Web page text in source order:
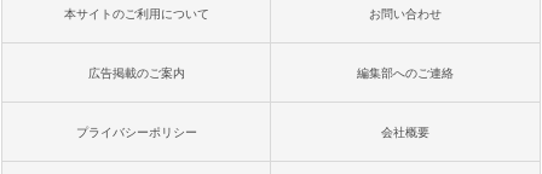
本サイトのご利用について お問い合わせ
広告掲載のご案内 編集部へのご連絡
プライバシーポリシー 会社概要